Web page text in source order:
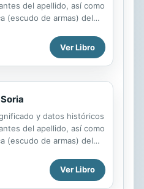
del apellido, así como
(escudo de armas) del
todas nuestras láminas
por un estricto
finalidad es la de
la veracidad y utilidad de la
de los principales
y piezas
Ver Libro
y datos históricos
del apellido, así como
(escudo de armas) del
todas nuestras láminas
por un estricto
Ver Libro